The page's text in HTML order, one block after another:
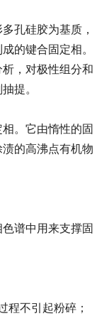
孔硅胶为基质，
的键合固定相。
，对极性组分和
提。
。它由惰性的固
的高沸点有机物
谱中用来支撑固
程不引起粉碎；